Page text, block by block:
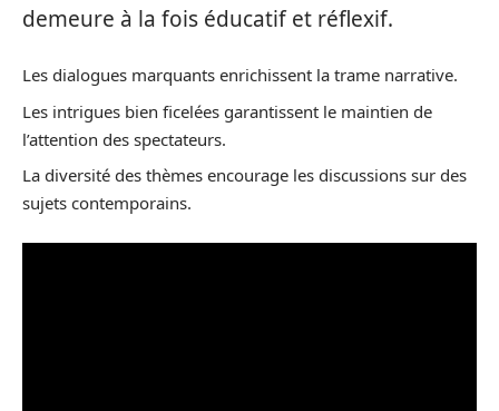
demeure à la fois éducatif et réflexif.
Les dialogues marquants enrichissent la trame narrative.
Les intrigues bien ficelées garantissent le maintien de
l’attention des spectateurs.
La diversité des thèmes encourage les discussions sur des
sujets contemporains.